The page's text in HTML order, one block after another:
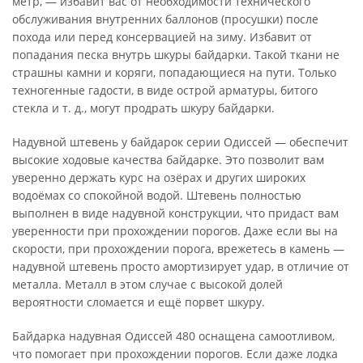
обслуживания внутренних баллонов (просушки) после
похода или перед консервацией на зиму. Избавит от
попадания песка внутрь шкуры байдарки. Такой ткани не
страшны камни и коряги, попадающиеся на пути. Только
техногенные гадости, в виде острой арматуры, битого
стекла и т. д., могут продрать шкуру байдарки.
Надувной штевень у байдарок серии Одиссей — обеспечит
высокие ходовые качества байдарке. Это позволит вам
уверенно держать курс на озёрах и других широких
водоёмах со спокойной водой. Штевень полностью
выполнен в виде надувной конструкции, что придаст вам
уверенности при прохождении порогов. Даже если вы на
скорости, при прохождении порога, врежетесь в камень —
надувной штевень просто амортизирует удар, в отличие от
металла. Металл в этом случае с высокой долей
вероятности сломается и ещё порвет шкуру.
Байдарка надувная Одиссей 480 оснащена самоотливом,
что помогает при прохождении порогов. Если даже лодка